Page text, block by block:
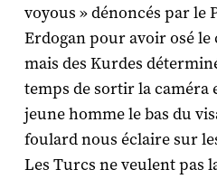
voyous » dénoncés par
Erdogan pour avoir osé
mais des Kurdes
temps de sortir la caméra
jeune homme le bas du
foulard nous éclaire sur
Les Turcs ne veulent pas